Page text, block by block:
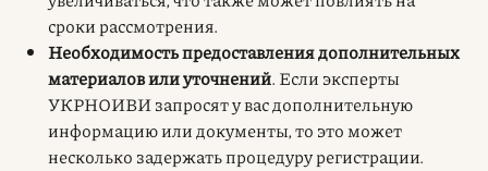
сроки рассмотрения.
Необходимость предоставления дополнительных
материалов или уточнений. Если эксперты
УКРНОИВИ запросят у вас дополнительную
информацию или документы, то это может
несколько задержать процедуру регистрации.